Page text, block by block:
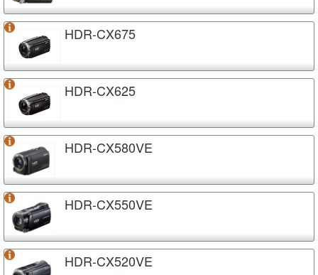
HDR-CX675
HDR-CX625
HDR-CX580VE
HDR-CX550VE
HDR-CX520VE